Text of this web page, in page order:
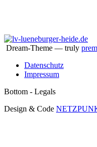
Dream-Theme — truly
Datenschutz
Impressum
Bottom - Legals
Design & Code